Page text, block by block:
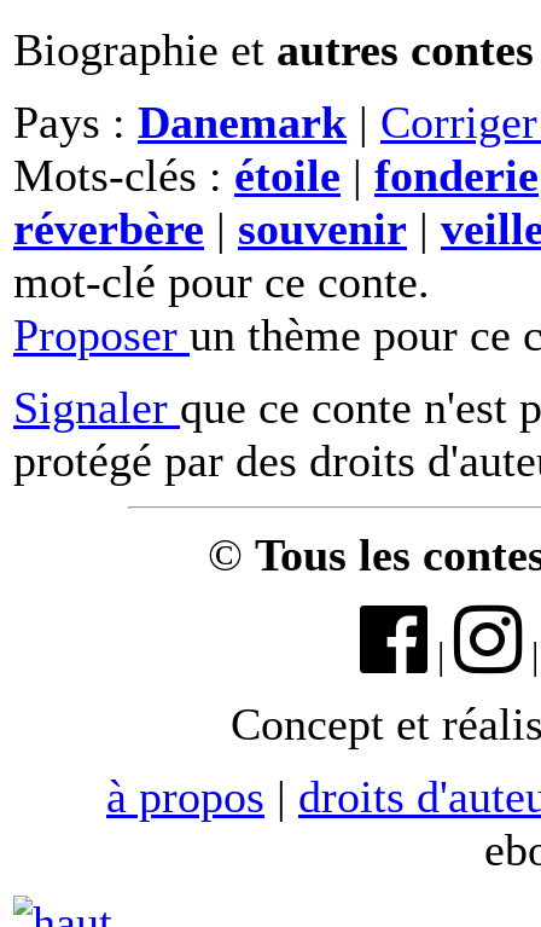
Biographie et autres contes
Pays : Danemark |
Mots-clés : étoile | fonderie
réverbère | souvenir |
mot-clé pour ce conte.
Proposer un thème pour ce
Signaler que ce conte n'est
protégé par des droits
© Tous les
|
Concept et
à propos | droits